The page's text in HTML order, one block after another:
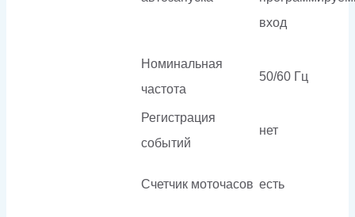
вход
Номинальная
частота
50/60 Гц
Регистрация
событий
нет
Счетчик моточасов есть